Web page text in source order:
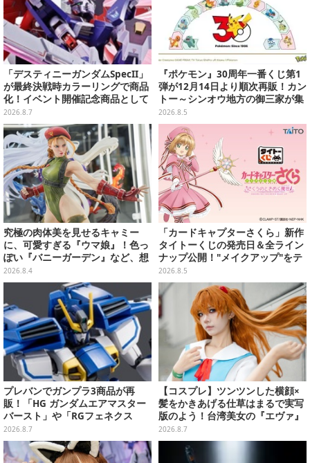
「デスティニーガンダムSpecII」
が最終決戦時カラーリングで商品
化！イベント開催記念商品として
METAL ROBOT魂に新登場
2026.8.7
『ポケモン』30周年一番くじ第1
弾が12月14日より順次再販！カン
トー～シンオウ地方の御三家が集
まった時計、ぬいぐるみなど記念
グッズ盛りだくさん
2026.8.5
究極の肉体美を見せるキャミー
に、可愛すぎる『ウマ娘』！色っ
ぽい『バニーガーデン』など、想
像を超えていく国産ゲームキャラ
フィギュアたち【WF2026夏】
2026.8.4
「カードキャプターさくら」新作
タイトーくじの発売日＆全ライン
ナップ公開！"メイクアップ"をテ
ーマに、日常でも使いたくなるア
イテムがズラリ
2026.8.5
プレバンでガンプラ3商品が再
販！「HG ガンダムエアマスター
バースト」や「RGフェネクス
（ナラティブVer.）」も
2026.8.7
【コスプレ】ツンツンした横顔×
髪をかきあげる仕草はまるで実写
版のよう！台湾美女の『エヴァ』
制服アスカが美しすぎた【写真8
枚】
2026.8.7